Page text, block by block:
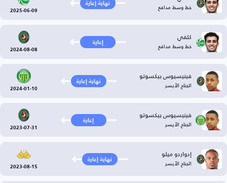
خط وسط مدافع نهاية إعارة
2025-06-09
كلفي
خط وسط مدافع إعارة
2024-08-08
فينيسيوس بيكسوتو
الجناح الأيسر نهاية إعارة
2024-01-10
فينيسيوس بيكسوتو
الجناح الأيسر إعارة
2023-07-31
إدواردو ميلو
الجناح الأيسر نهاية إعارة
2023-08-15